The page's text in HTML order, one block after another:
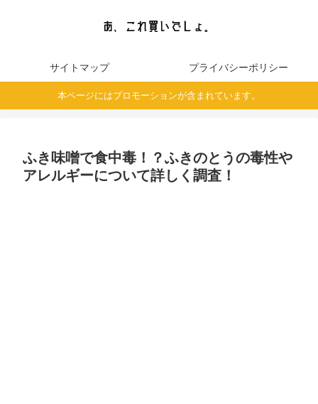
サイトマップ プライバシーポリシー
本ページにはプロモーションが含まれています。
ふき味噌で食中毒！？ふきのとうの毒性や
アレルギーについて詳しく調査！